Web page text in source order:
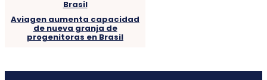
Aviagen aumenta capacidad
de nueva granja de
progenitoras en Brasil